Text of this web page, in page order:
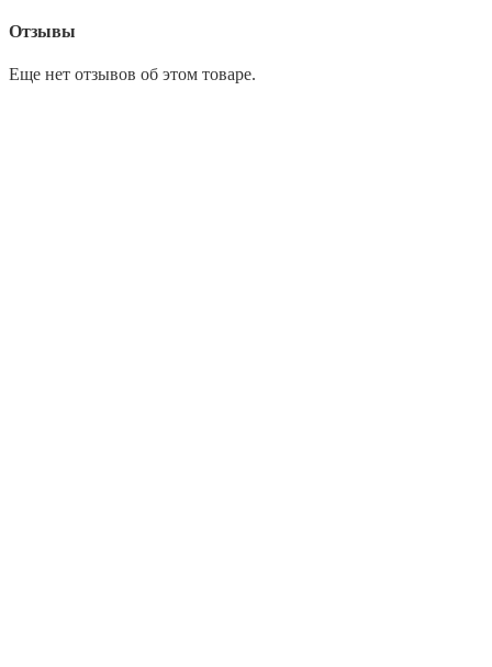
Отзывы
Еще нет отзывов об этом товаре.